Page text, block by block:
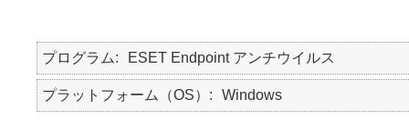
プログラム ESET Endpoint アンチウイルス
プラットフォーム（OS） Windows